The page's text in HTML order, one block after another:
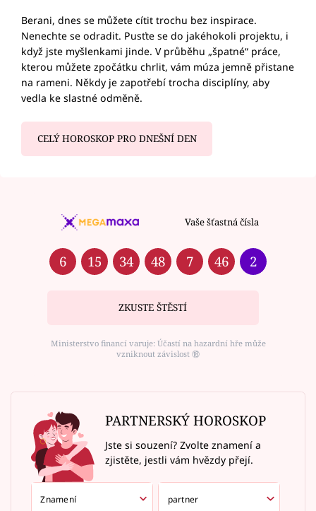
Berani, dnes se můžete cítit trochu bez inspirace.
Nenechte se odradit. Pusťte se do jakéhokoli projektu, i
když jste myšlenkami jinde. V průběhu „špatné“ práce,
kterou můžete zpočátku chrlit, vám múza jemně přistane
na rameni. Někdy je zapotřebí trocha disciplíny, aby
vedla ke slastné odměně.
CELÝ HOROSKOP PRO DNEŠNÍ DEN
Vaše šťastná čísla
6 15 34 48 7 46 2
ZKUSTE ŠTĚSTÍ
Ministerstvo financí varuje: Účastí na hazardní hře může
vzniknout závislost ⑱
PARTNERSKÝ HOROSKOP
Jste si souzení? Zvolte znamení a
zjistěte, jestli vám hvězdy přejí.